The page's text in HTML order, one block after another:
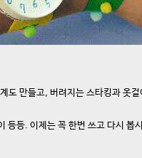
도 만들고, 버려지는 스타킹과 옷
등등. 이제는 꼭 한번 쓰고 다시 봅